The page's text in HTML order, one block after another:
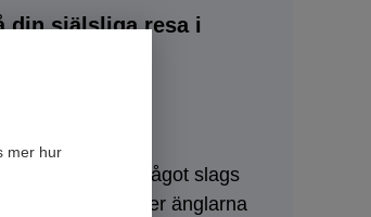
mer hur
din själsliga resa i
att man har något slags
släkting eller änglarna